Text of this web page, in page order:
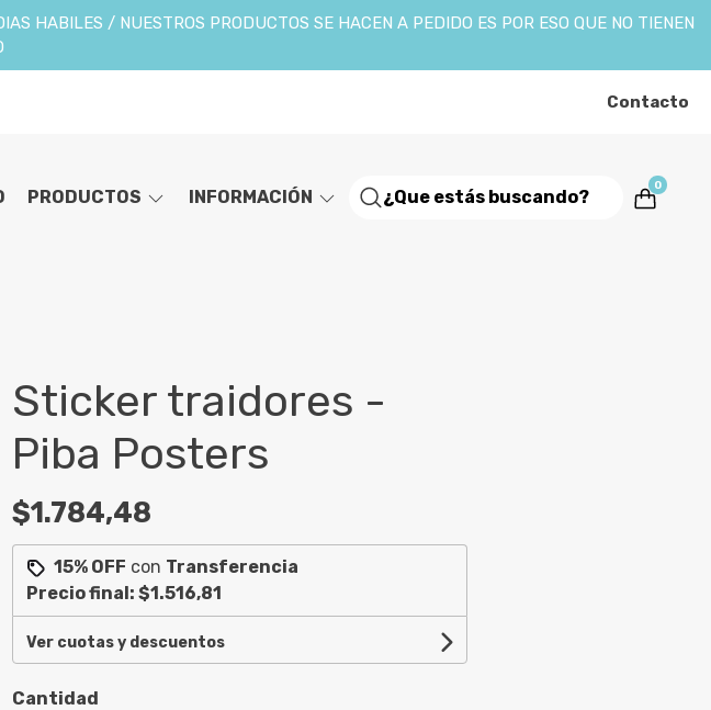
HABILES / NUESTROS PRODUCTOS SE HACEN A PEDIDO ES POR ESO QUE NO TIENEN
Contacto
PRODUCTOS INFORMACIÓN
0
Sticker traidores -
Piba Posters
$1.784,48
15% OFF con Transferencia
Precio final: $1.516,81
Ver cuotas y descuentos
Cantidad